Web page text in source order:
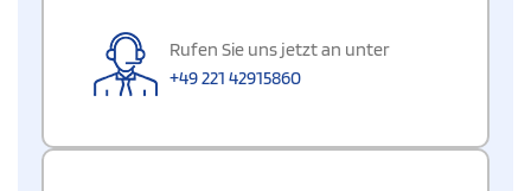
Rufen Sie uns jetzt an unter
+49 221 42915860